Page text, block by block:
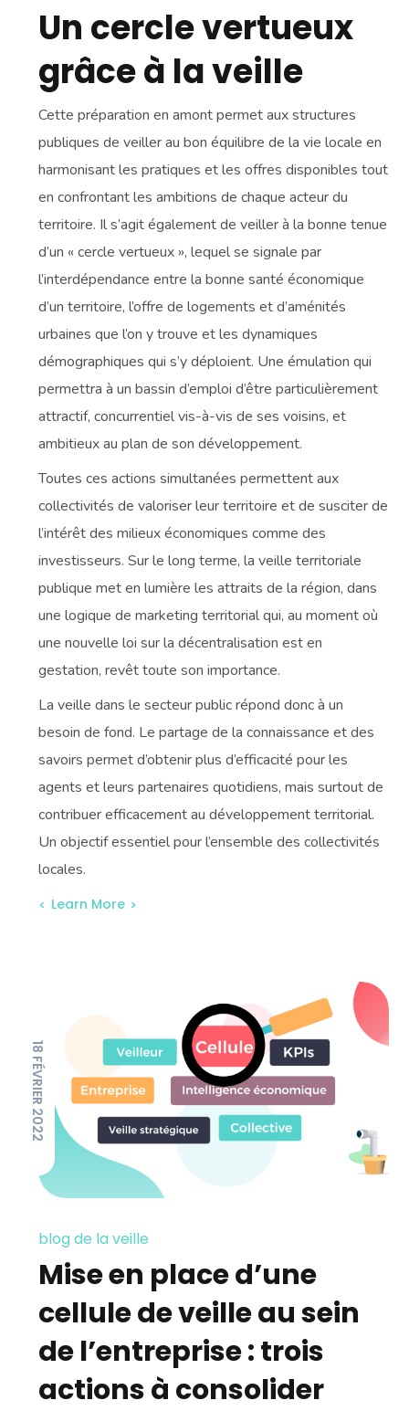
Un cercle vertueux
grâce à la veille
Cette préparation en amont permet aux structures
publiques de veiller au bon équilibre de la vie locale en
harmonisant les pratiques et les offres disponibles tout
en confrontant les ambitions de chaque acteur du
territoire. Il s’agit également de veiller à la bonne tenue
d’un « cercle vertueux », lequel se signale par
l’interdépendance entre la bonne santé économique
d’un territoire, l’offre de logements et d’aménités
urbaines que l’on y trouve et les dynamiques
démographiques qui s’y déploient. Une émulation qui
permettra à un bassin d’emploi d’être particulièrement
attractif, concurrentiel vis-à-vis de ses voisins, et
ambitieux au plan de son développement.
Toutes ces actions simultanées permettent aux
collectivités de valoriser leur territoire et de susciter de
l’intérêt des milieux économiques comme des
investisseurs. Sur le long terme, la veille territoriale
publique met en lumière les attraits de la région, dans
une logique de marketing territorial qui, au moment où
une nouvelle loi sur la décentralisation est en
gestation, revêt toute son importance.
La veille dans le secteur public répond donc à un
besoin de fond. Le partage de la connaissance et des
savoirs permet d’obtenir plus d’efficacité pour les
agents et leurs partenaires quotidiens, mais surtout de
contribuer efficacement au développement territorial.
Un objectif essentiel pour l’ensemble des collectivités
locales.
Learn More
18 FÉVRIER 2022
blog de la veille
Mise en place d’une
cellule de veille au sein
de l’entreprise : trois
actions à consolider